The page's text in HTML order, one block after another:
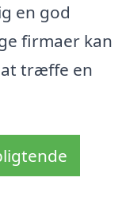
en god
firmaer kan
træffe en